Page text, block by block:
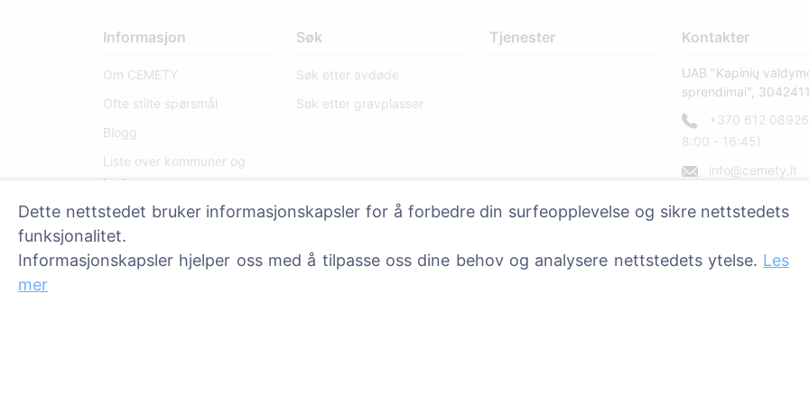
Informasjon
Om CEMETY
Ofte stilte spørsmål
Blogg
Liste over kommuner og
brukere
Personvernerklæring
Betalingspolicy
Innstillinger for
Søk
Søk etter avdøde
Søk etter gravplasser
Tjenester Kontakter
UAB "Kapinių
sprendimai",
+370 612
8:00 - 16:45)
info@cemety.lt
Dette nettstedet bruker informasjonskapsler for å forbedre din surfeopplevelse og sikre nettstedets
funksjonalitet.
Informasjonskapsler hjelper oss med å tilpasse oss dine behov og analysere nettstedets ytelse. Les
mer